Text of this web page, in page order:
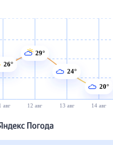
авг 12 авг 13 авг 14 авг
26°
29°
24°
20°